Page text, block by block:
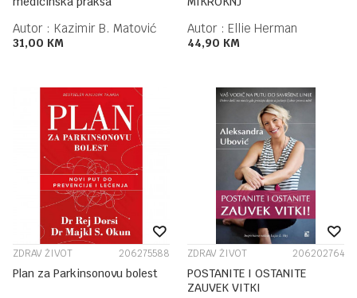
Autor : Kazimir B. Matović
31,00 KM
Autor : Ellie Herman
44,90 KM
ZDRAV ŽIVOT 206275588
Plan za Parkinsonovu bolest
ZDRAV ŽIVOT 206202764
POSTANITE I OSTANITE
ZAUVEK VITKI